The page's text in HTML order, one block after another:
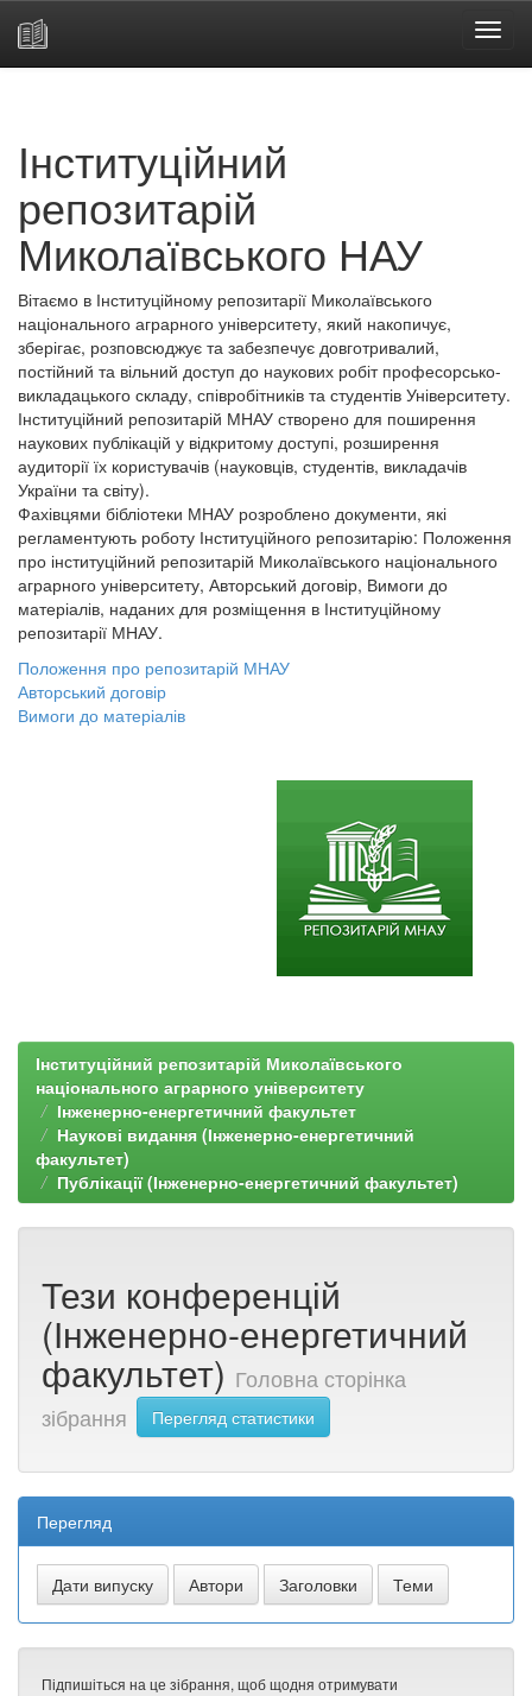
Інституційний
репозитарій
Миколаївського НАУ
Вітаємо в Інституційному репозитарії Миколаївського
національного аграрного університету, який накопичує,
зберігає, розповсюджує та забезпечує довготривалий,
постійний та вільний доступ до наукових робіт професорсько-
викладацького складу, співробітників та студентів Університету.
Інституційний репозитарій МНАУ створено для поширення
наукових публікацій у відкритому доступі, розширення
аудиторії їх користувачів (науковців, студентів, викладачів
України та світу).
Фахівцями бібліотеки МНАУ розроблено документи, які
регламентують роботу Інституційного репозитарію: Положення
про інституційний репозитарій Миколаївського національного
аграрного університету, Авторський договір, Вимоги до
матеріалів, наданих для розміщення в Інституційному
репозитарії МНАУ.
Положення про репозитарій МНАУ
Авторський договір
Вимоги до матеріалів
Інституційний репозитарій Миколаївського
національного аграрного університету
Інженерно-енергетичний факультет
Наукові видання (Інженерно-енергетичний
факультет)
Публікації (Інженерно-енергетичний факультет)
Тези конференцій
(Інженерно-енергетичний
факультет) Головна сторінка
зібрання
Перегляд статистики
Перегляд
Підпишіться на це зібрання, щоб щодня отримувати